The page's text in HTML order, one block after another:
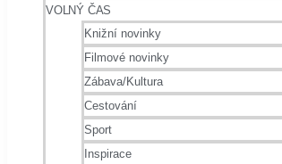
VOLNÝ ČAS
Knižní novinky
Filmové novinky
Zábava/Kultura
Cestování
Sport
Inspirace